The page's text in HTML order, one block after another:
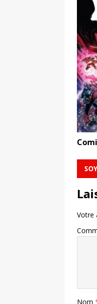
Votre
Nom